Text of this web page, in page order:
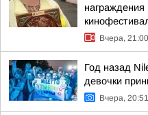
Вчера, 21:00
Год назад
девочки
Вчера, 20:51